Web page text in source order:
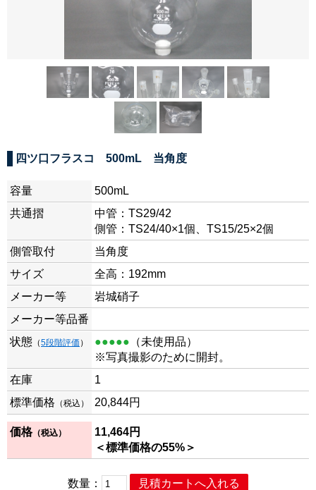
四ツ口フラスコ 500mL 当角度
容量
500mL
共通摺
中管：TS29/42
側管：TS24/40×1個、TS15/25×2個
側管取付
当角度
サイズ
全高：192mm
メーカー等
岩城硝子
メーカー等品番
状態 （5段階評価 ） ●●●●● （未使用品）
※写真撮影のために開封。
在庫
1
標準価格 （税込） 20,844円
価格（税込）
11,464円
＜標準価格の55%＞
数量：